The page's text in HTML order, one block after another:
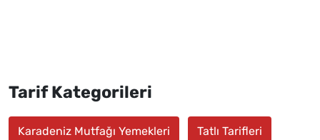
Tarif Kategorileri
Karadeniz Mutfağı Yemekleri Tatlı Tarifleri